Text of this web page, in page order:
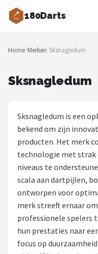
180Darts
Zoeken
NAVIGATIE
Blog
Dartspelers
Toernooien
Spelregels
Uitgooilijst
Dartshop
Home/Merken/Sksnagledum
Sksnagledum
Sksnagledum is een
bekend om zijn
producten. Het merk
technologie met strak
niveaus te
scala aan dartpijlen,
ontworpen voor
merk streeft ernaar
professionele spelers
hun prestaties naar
focus op